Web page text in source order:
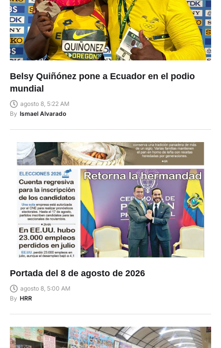
Belsy Quiñónez pone a Ecuador en el podio
mundial
agosto 8, 5:22 AM
By Ismael Alvarado
Portada del 8 de agosto de 2026
agosto 8, 5:00 AM
By HRR